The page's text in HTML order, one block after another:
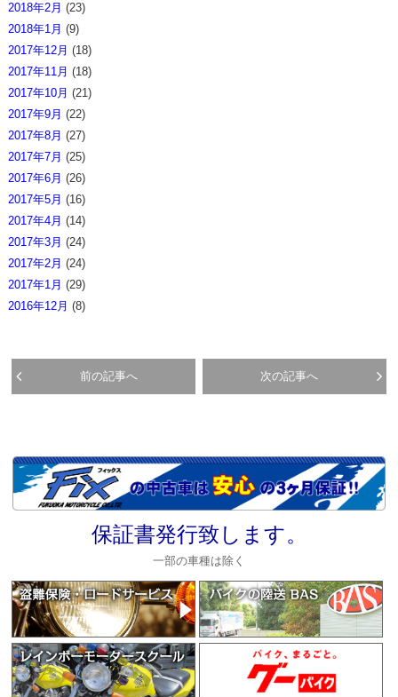
2018年2月 (23)
2018年1月 (9)
2017年12月 (18)
2017年11月 (18)
2017年10月 (21)
2017年9月 (22)
2017年8月 (27)
2017年7月 (25)
2017年6月 (26)
2017年5月 (16)
2017年4月 (14)
2017年3月 (24)
2017年2月 (24)
2017年1月 (29)
2016年12月 (8)
前の記事へ 次の記事へ
保証書発行致します。
一部の車種は除く